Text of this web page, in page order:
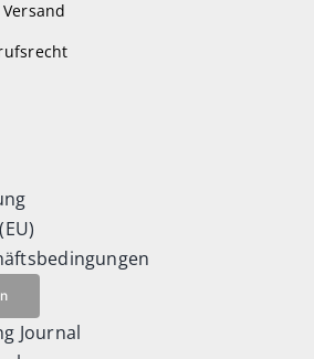
Journal